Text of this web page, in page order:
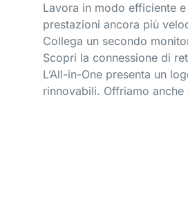
Lavora in modo efficiente
prestazioni ancora più
Collega un secondo
Scopri la connessione di
L’All-in-One presenta un
rinnovabili. Offriamo